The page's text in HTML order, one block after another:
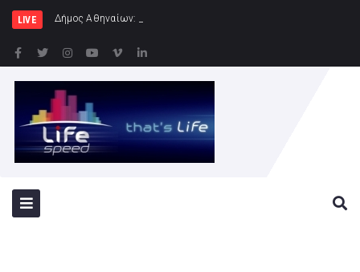
LIVE Δήμος Αθηναίων: Συνεχίζονται οι εντατι